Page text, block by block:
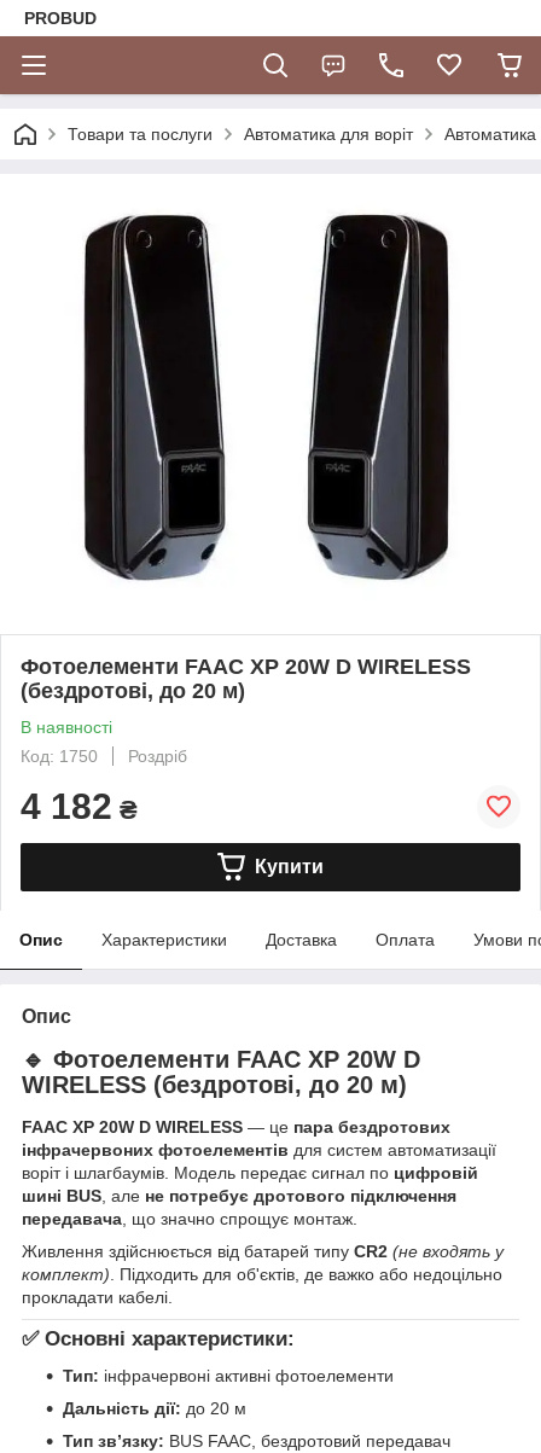
PROBUD
Товари та послуги Автоматика для воріт Автоматика
Фотоелементи FAAC XP 20W D WIRELESS
(бездротові, до 20 м)
В наявності
Код: 1750
Роздріб
4 182 ₴
Купити
Опис Характеристики Доставка Оплата Умови
Опис
🔹 Фотоелементи FAAC XP 20W D
WIRELESS (бездротові, до 20 м)
FAAC XP 20W D WIRELESS — це пара бездротових
інфрачервоних фотоелементів для систем автоматизації
воріт і шлагбаумів. Модель передає сигнал по цифровій
шині BUS, але не потребує дротового підключення
передавача, що значно спрощує монтаж.
Живлення здійснюється від батарей типу CR2 (не входять у
комплект). Підходить для об'єктів, де важко або недоцільно
прокладати кабелі.
✅ Основні характеристики:
Тип: інфрачервоні активні фотоелементи
Дальність дії: до 20 м
Тип зв’язку: BUS FAAC, бездротовий передавач